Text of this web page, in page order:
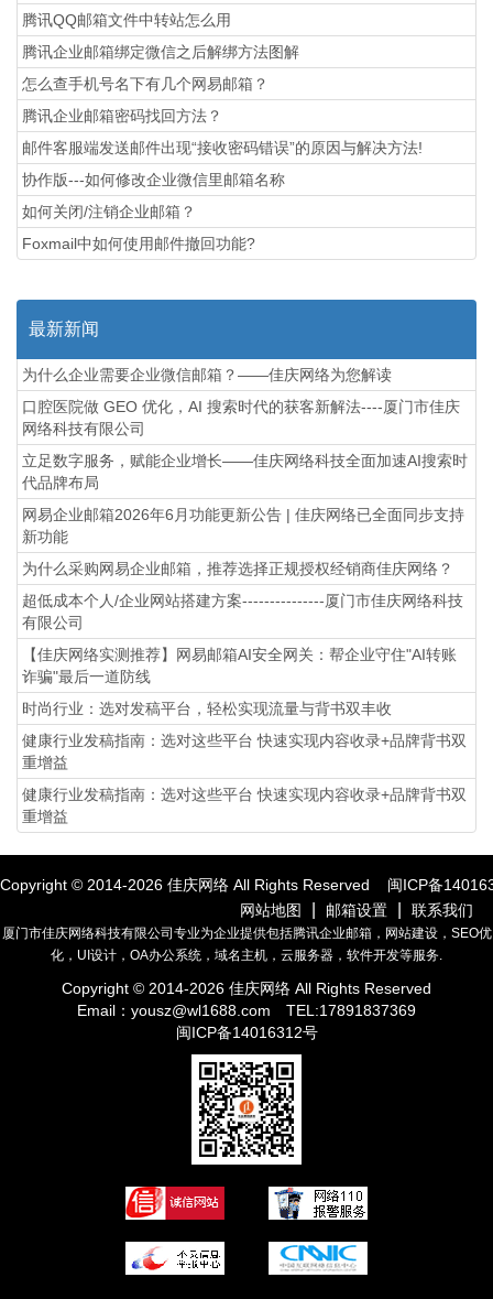
腾讯QQ邮箱文件中转站怎么用
腾讯企业邮箱绑定微信之后解绑方法图解
怎么查手机号名下有几个网易邮箱？
腾讯企业邮箱密码找回方法？
邮件客服端发送邮件出现“接收密码错误”的原因与解决方法!
协作版---如何修改企业微信里邮箱名称
如何关闭/注销企业邮箱？
Foxmail中如何使用邮件撤回功能?
最新新闻
为什么企业需要企业微信邮箱？——佳庆网络为您解读
口腔医院做 GEO 优化，AI 搜索时代的获客新解法----厦门市佳庆
网络科技有限公司
立足数字服务，赋能企业增长——佳庆网络科技全面加速AI搜索时
代品牌布局
网易企业邮箱2026年6月功能更新公告 | 佳庆网络已全面同步支持
新功能
为什么采购网易企业邮箱，推荐选择正规授权经销商佳庆网络？
超低成本个人/企业网站搭建方案---------------厦门市佳庆网络科技
有限公司
【佳庆网络实测推荐】网易邮箱AI安全网关：帮企业守住"AI转账
诈骗"最后一道防线
时尚行业：选对发稿平台，轻松实现流量与背书双丰收
健康行业发稿指南：选对这些平台 快速实现内容收录+品牌背书双
重增益
健康行业发稿指南：选对这些平台 快速实现内容收录+品牌背书双
重增益
Copyright © 2014-2026 佳庆网络 All Rights Reserved 闽ICP备
网站地图
邮箱设置 联系我们
厦门市佳庆网络科技有限公司专业为企业提供包括腾讯企业邮箱，网站建设，SEO优
化，UI设计，OA办公系统，域名主机，云服务器，软件开发等服务.
Copyright © 2014-2026 佳庆网络 All Rights Reserved
Email： yousz@wl1688.com
TEL:17891837369
闽ICP备14016312号